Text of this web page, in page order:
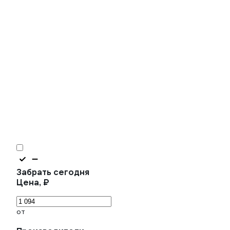
Забрать сегодня
Цена, ₽
от